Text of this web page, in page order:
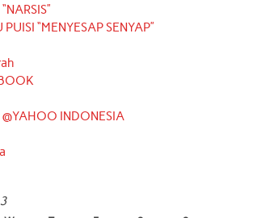
“MENYESAP SENYAP”
@YAHOO INDONESIA